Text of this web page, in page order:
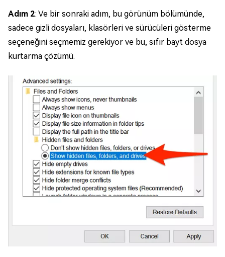
Adım 2: Ve bir sonraki adım, bu görünüm bölümünde,
sadece gizli dosyaları, klasörleri ve sürücüleri gösterme
seçeneğini seçmemiz gerekiyor ve bu, sıfır bayt dosya
kurtarma çözümü.